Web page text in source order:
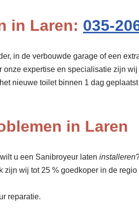
in Laren: 035-
in de verbouwde garage of een
onze expertise en specialisatie zijn wij
nieuwe toilet binnen 1 dag
in Laren
u een Sanibroyeur laten installeren
zijn wij tot 25 % goedkoper in de
reparatie.